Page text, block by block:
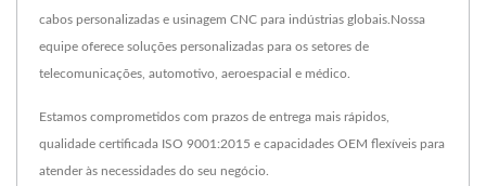
cabos personalizadas e usinagem CNC para indústrias globais.Nossa
equipe oferece soluções personalizadas para os setores de
telecomunicações, automotivo, aeroespacial e médico.
Estamos comprometidos com prazos de entrega mais rápidos,
qualidade certificada ISO 9001:2015 e capacidades OEM flexíveis para
atender às necessidades do seu negócio.